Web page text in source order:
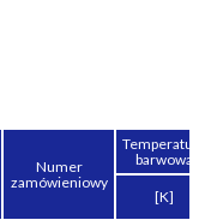
Numer
zamówieniowy
Temperatura
barwowa
[K]